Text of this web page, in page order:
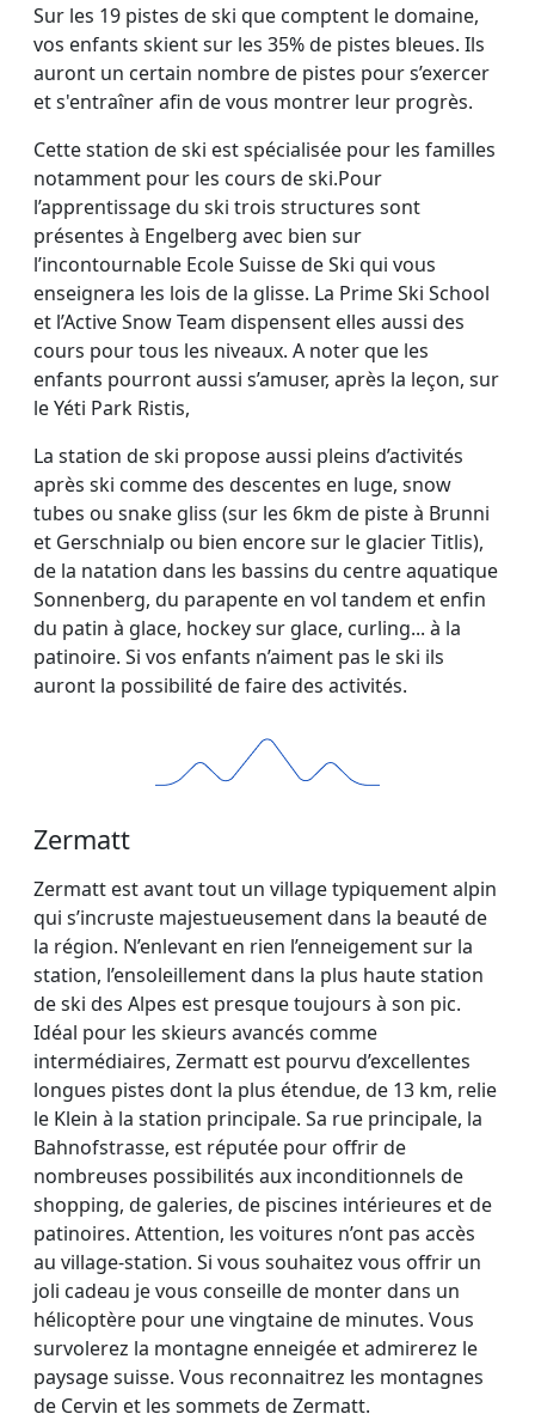
Sur les 19 pistes de ski que comptent le domaine,
vos enfants skient sur les 35% de pistes bleues. Ils
auront un certain nombre de pistes pour s’exercer
et s'entraîner afin de vous montrer leur progrès.
Cette station de ski est spécialisée pour les familles
notamment pour les cours de ski.Pour
l’apprentissage du ski trois structures sont
présentes à Engelberg avec bien sur
l’incontournable Ecole Suisse de Ski qui vous
enseignera les lois de la glisse. La Prime Ski School
et l’Active Snow Team dispensent elles aussi des
cours pour tous les niveaux. A noter que les
enfants pourront aussi s’amuser, après la leçon, sur
le Yéti Park Ristis,
La station de ski propose aussi pleins d’activités
après ski comme des descentes en luge, snow
tubes ou snake gliss (sur les 6km de piste à Brunni
et Gerschnialp ou bien encore sur le glacier Titlis),
de la natation dans les bassins du centre aquatique
Sonnenberg, du parapente en vol tandem et enfin
du patin à glace, hockey sur glace, curling... à la
patinoire. Si vos enfants n’aiment pas le ski ils
auront la possibilité de faire des activités.
Zermatt
Zermatt est avant tout un village typiquement alpin
qui s’incruste majestueusement dans la beauté de
la région. N’enlevant en rien l’enneigement sur la
station, l’ensoleillement dans la plus haute station
de ski des Alpes est presque toujours à son pic.
Idéal pour les skieurs avancés comme
intermédiaires, Zermatt est pourvu d’excellentes
longues pistes dont la plus étendue, de 13 km, relie
le Klein à la station principale. Sa rue principale, la
Bahnofstrasse, est réputée pour offrir de
nombreuses possibilités aux inconditionnels de
shopping, de galeries, de piscines intérieures et de
patinoires. Attention, les voitures n’ont pas accès
au village-station. Si vous souhaitez vous offrir un
joli cadeau je vous conseille de monter dans un
hélicoptère pour une vingtaine de minutes. Vous
survolerez la montagne enneigée et admirerez le
paysage suisse. Vous reconnaitrez les montagnes
de Cervin et les sommets de Zermatt.